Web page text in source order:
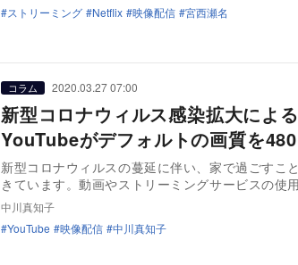
ストリーミング
Netflix 映像配信 宮西瀬名
コラム 2020.03.27 07:00
新型コロナウィルス感染拡大によ
YouTubeがデフォルトの画質を
新型コロナウィルスの蔓延に伴い、家で過ごすこ
きています。動画やストリーミングサービスの使
中川真知子
YouTube
映像配信 中川真知子